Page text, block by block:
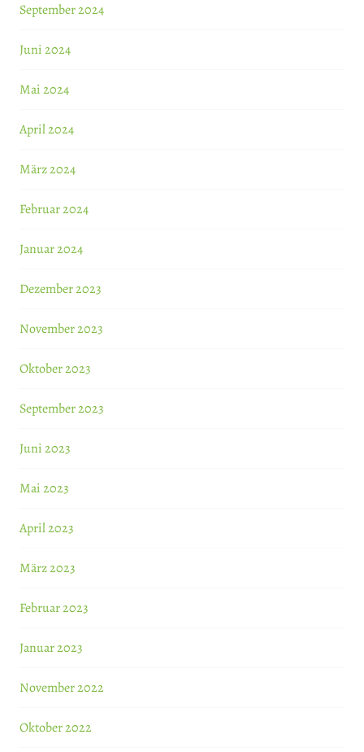
September 2024
Juni 2024
Mai 2024
April 2024
März 2024
Februar 2024
Januar 2024
Dezember 2023
November 2023
Oktober 2023
September 2023
Juni 2023
Mai 2023
April 2023
März 2023
Februar 2023
Januar 2023
November 2022
Oktober 2022